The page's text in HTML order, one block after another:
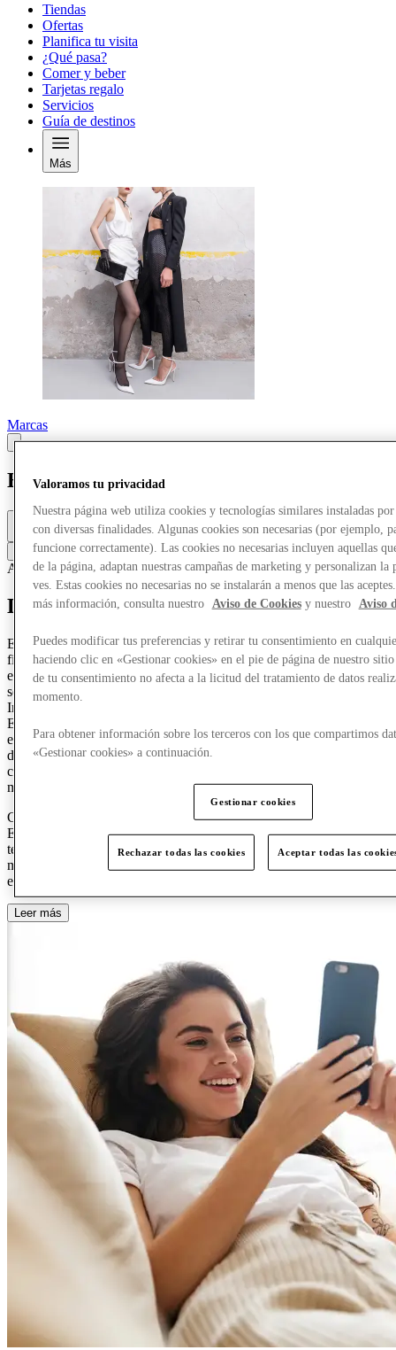
Tiendas
Ofertas
Planifica tu visita
¿Qué pasa?
Comer y beber
Tarjetas regalo
Servicios
Guía de destinos
Más
Marcas
Elisabetta Franchi
Cerrado
10a. m. - 8p. m.
Contacta con la tienda
Accesorios y bolsosRopaCalzado
Descubre a Elisabetta Franchi
ELISABETTA FRANCHI es una marca de moda italiana fundada a
finales de los años 90 en Bolonia, como la visión de su fundadora,
emprendedora y diseñadora homónima, quien la impregnó con su
sentido de feminidad moderna, sofisticación y atractividad.
Inspirándose en su propia personalidad ecléctica e intuición,
ELISABETTA FRANCHI transmite la fuerza, independencia y
elegancia de la mujer moderna. A través de una colección lifestyle
de prêt-à-porter, accesorios y calzado, la marca combina artesanía y
creatividad para llevar el estilo y la excelencia sartorial de Italia a
mujeres vanguardistas de todo el mundo.
Con su sede global en Bolonia y su principal showroom en Milán,
ELISABETTA FRANCHI presenta sus colecciones de pasarela de
temporada durante la Semana de la Moda de Milán. Actualmente, la
marca está disponible en 78 países a través de 85 tiendas insignia y
en algunos minoristas multimarca seleccionados en todo el mundo.
Leer más
Valoramos tu privacidad
Nuestra página web utiliza cookies y tecnologías similares instaladas
con diversas finalidades. Algunas cookies son necesarias (por ejemplo,
funcione correctamente). Las cookies no necesarias incluyen aquellas
de la página, adaptan nuestras campañas de marketing y personalizan la
ves. Estas cookies no necesarias no se instalarán a menos que las
más información, consulta nuestro
Aviso de Cookiesy nuestro Aviso
Puedes modificar tus preferencias y retirar tu consentimiento en
haciendo clic en «Gestionar cookies» en el pie de página de nuestro
de tu consentimiento no afecta a la licitud del tratamiento de datos
momento.
Para obtener información sobre los terceros con los que compartimos
«Gestionar cookies» a continuación.
Gestionar cookies
Rechazar todas las cookies Aceptar todas las